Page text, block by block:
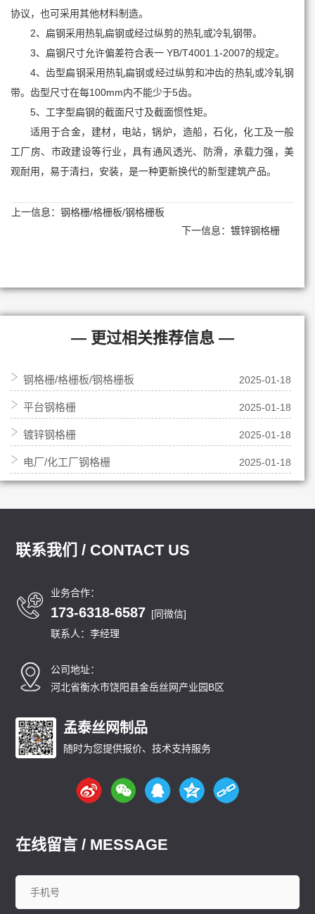
协议，也可采用其他材料制造。
2、扁钢采用热轧扁钢或经过纵剪的热轧或冷轧钢带。
3、扁钢尺寸允许偏差符合表一 YB/T4001.1-2007的规定。
4、齿型扁钢采用热轧扁钢或经过纵剪和冲齿的热轧或冷轧钢
带。齿型尺寸在每100mm内不能少于5齿。
5、工字型扁钢的截面尺寸及截面惯性矩。
适用于合金，建材，电站，锅炉，造船，石化，化工及一般
工厂房、市政建设等行业，具有通风透光、防滑，承载力强，美
观耐用，易于清扫，安装，是一种更新换代的新型建筑产品。
上一信息： 钢格栅/格栅板/钢格栅板
下一信息：镀锌钢格栅
— 更过相关推荐信息 —
钢格栅/格栅板/钢格栅板 2025-01-18
平台钢格栅 2025-01-18
镀锌钢格栅 2025-01-18
电厂/化工厂钢格栅 2025-01-18
联系我们 / CONTACT US
业务合作：
173-6318-6587 [同微信]
联系人：李经理
公司地址：
河北省衡水市饶阳县金岳丝网产业园B区
孟泰丝网制品
随时为您提供报价、技术支持服务
在线留言 / MESSAGE